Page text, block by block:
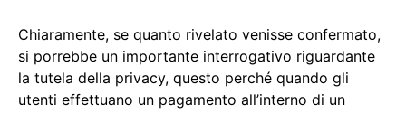
Chiaramente, se quanto rivelato venisse confermato,
si porrebbe un importante interrogativo riguardante
la tutela della privacy, questo perché quando gli
utenti effettuano un pagamento all’interno di un